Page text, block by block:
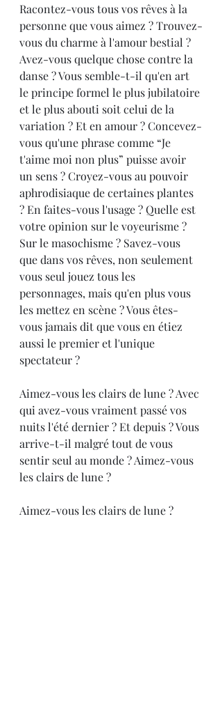
Racontez-vous tous vos rêves à la
personne que vous aimez ? Trouvez-
vous du charme à l'amour bestial ?
Avez-vous quelque chose contre la
danse ? Vous semble-t-il qu'en art
le principe formel le plus jubilatoire
et le plus abouti soit celui de la
variation ? Et en amour ? Concevez-
vous qu'une phrase comme “Je
t'aime moi non plus” puisse avoir
un sens ? Croyez-vous au pouvoir
aphrodisiaque de certaines plantes
? En faites-vous l'usage ? Quelle est
votre opinion sur le voyeurisme ?
Sur le masochisme ? Savez-vous
que dans vos rêves, non seulement
vous seul jouez tous les
personnages, mais qu'en plus vous
les mettez en scène ? Vous êtes-
vous jamais dit que vous en étiez
aussi le premier et l'unique
spectateur ?
Aimez-vous les clairs de lune ? Avec
qui avez-vous vraiment passé vos
nuits l'été dernier ? Et depuis ? Vous
arrive-t-il malgré tout de vous
sentir seul au monde ? Aimez-vous
les clairs de lune ?
Aimez-vous les clairs de lune ?